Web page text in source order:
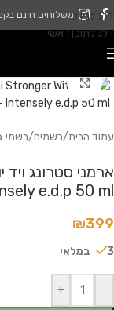
דלג לניווט
דלג לתוכן ראשי
משלוחים חינם בקנייה
לחץ להגדלה
עמוד הבית/בשמים/בשמי
e.d.p 50 ml
₪399
3 במלאי
-
+